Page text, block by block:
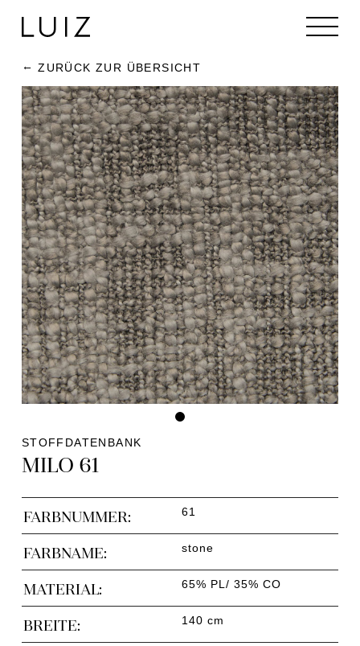
ZURÜCK ZUR ÜBERSICHT
STOFFDATENBANK
MILO 61
FARBNUMMER: 61
FARBNAME: stone
MATERIAL: 65% PL/ 35% CO
BREITE: 140 cm